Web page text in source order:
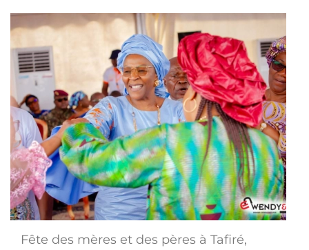
Fête des mères et des pères à Tafiré,